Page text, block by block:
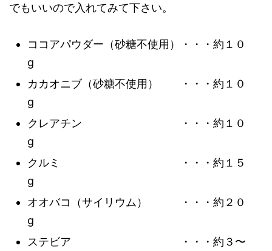
でもいいので入れてみて下さい。
ココアパウダー（砂糖不使用）・・・約１０
g
カカオニブ（砂糖不使用） ・・・約１０
g
クレアチン ・・・約１０
g
クルミ ・・・約１５
g
オオバコ（サイリウム） ・・・約２０
g
ステビア ・・・約３〜